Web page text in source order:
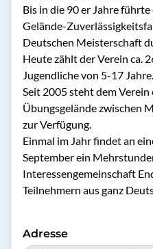
Bis in die 90 er Jahre
Gelände-
Deutschen Meisterschaft
Heute zählt der Verein ca.
Jugendliche von 5-17 Jahre.
Seit 2005 steht dem Verein
Übungsgelände zwischen
zur Verfügung.
Einmal im Jahr findet an
September ein
Interessengemeinschaft
Teilnehmern aus ganz
Adresse